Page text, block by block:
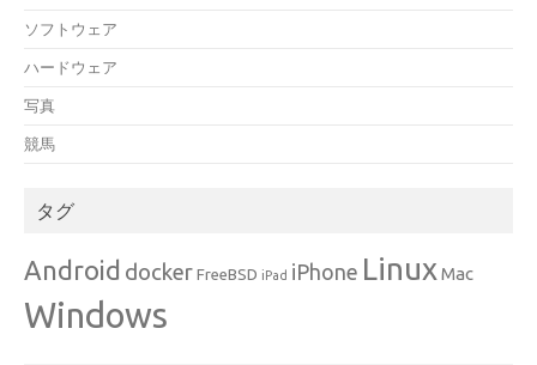
ソフトウェア
ハードウェア
写真
競馬
タグ
Android docker FreeBSD iPad iPhone Linux Mac
Windows